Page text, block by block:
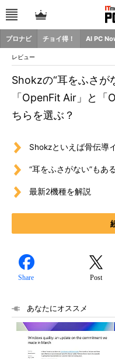
プロナビ チョイ得！ AI PC
レビュー
Shokzの“耳をふさが
「OpenFit Air」と「
ちらを選ぶ？
Shokzといえば骨伝導
“耳をふさがない”もあ
最新2機種を解説
Share Post
あなたにオススメ